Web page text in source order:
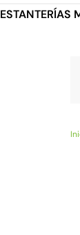
ESTANTERÍAS